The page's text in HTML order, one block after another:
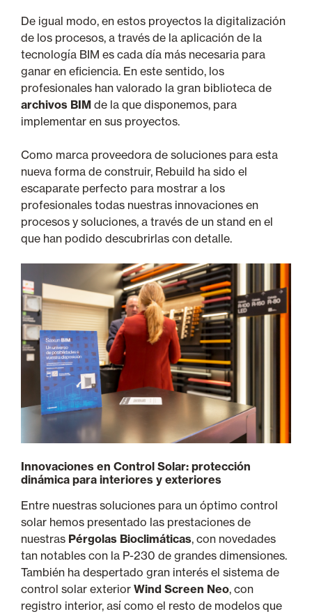
De igual modo, en estos proyectos la digitalización
de los procesos, a través de la aplicación de la
tecnología BIM es cada día más necesaria para
ganar en eficiencia. En este sentido, los
profesionales han valorado la gran biblioteca de
archivos BIM de la que disponemos, para
implementar en sus proyectos.
Como marca proveedora de soluciones para esta
nueva forma de construir, Rebuild ha sido el
escaparate perfecto para mostrar a los
profesionales todas nuestras innovaciones en
procesos y soluciones, a través de un stand en el
que han podido descubrirlas con detalle.
Innovaciones en Control Solar: protección
dinámica para interiores y exteriores
Entre nuestras soluciones para un óptimo control
solar hemos presentado las prestaciones de
nuestras Pérgolas Bioclimáticas, con novedades
tan notables con la P-230 de grandes dimensiones.
También ha despertado gran interés el sistema de
control solar exterior Wind Screen Neo, con
registro interior, así como el resto de modelos que